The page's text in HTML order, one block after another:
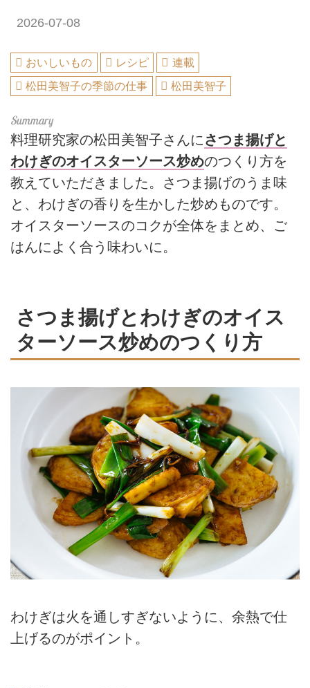
2026-07-08
おいしいもの レシピ
連載
松田美智子の季節の仕事
松田美智子
料理研究家の松田美智子さんにさつま揚げと
わけぎのオイスターソース炒めのつくり方を
教えていただきました。さつま揚げのうま味
と、わけぎの香りを生かした炒めものです。
オイスターソースのコクが全体をまとめ、ご
はんによく合う味わいに。
さつま揚げとわけぎのオイス
ターソース炒めのつくり方
わけぎは火を通しすぎないように、余熱で仕
上げるのがポイント。